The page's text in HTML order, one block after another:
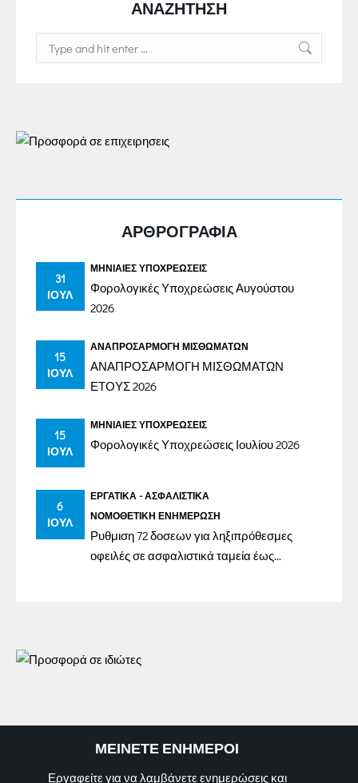
ΑΝΑΖΗΤΗΣΗ
Search:
ΑΡΘΡΟΓΡΑΦΙΑ
31
ΙΟΎΛ
ΜΗΝΙΑΊΕΣ ΥΠΟΧΡΕΏΣΕΙΣ
Φορολογικές Υποχρεώσεις Αυγούστου
2026
15
ΙΟΎΛ
ΑΝΑΠΡΟΣΑΡΜΟΓΉ ΜΙΣΘΩΜΆΤΩΝ
ΑΝΑΠΡΟΣΑΡΜΟΓΗ ΜΙΣΘΩΜΑΤΩΝ
ΕΤΟΥΣ 2026
15
ΙΟΎΛ
ΜΗΝΙΑΊΕΣ ΥΠΟΧΡΕΏΣΕΙΣ
Φορολογικές Υποχρεώσεις Ιουλίου 2026
6
ΙΟΎΛ
ΕΡΓΑΤΙΚΆ - ΑΣΦΑΛΙΣΤΙΚΆ
ΝΟΜΟΘΕΤΙΚΉ ΕΝΗΜΈΡΩΣΗ
Ρυθμιση 72 δοσεων για ληξιπρόθεσμες
οφειλές σε ασφαλιστικά ταμεία έως
ΜΕΙΝΕΤΕ ΕΝΗΜΕΡΟΙ
Εργαφείτε για να λαμβάνετε ενημερώσεις και